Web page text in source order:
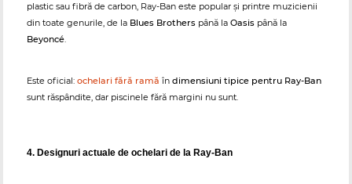
plastic sau fibră de carbon, Ray-Ban este popular și printre muzicienii
din toate genurile, de la Blues Brothers până la Oasis până la
Beyoncé.
Este oficial: ochelari fără ramă în dimensiuni tipice pentru Ray-Ban
sunt răspândite, dar piscinele fără margini nu sunt.
4. Designuri actuale de ochelari de la Ray-Ban